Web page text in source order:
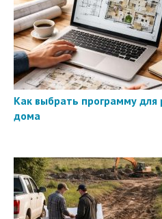
Как выбрать программу для
дома